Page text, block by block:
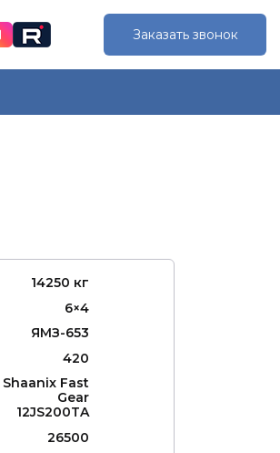
Заказать звонок
14250 кг
6×4
ЯМЗ-653
420
Shaanix Fast
Gear
12JS200TA
26500